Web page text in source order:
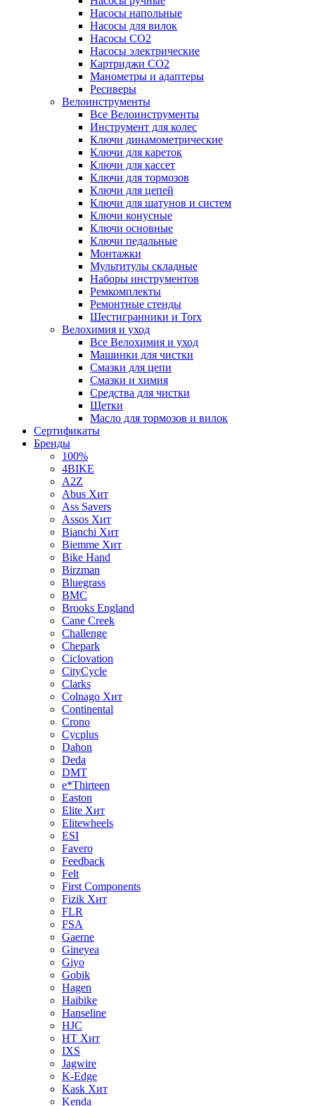
Насосы напольные
Насосы для вилок
Насосы CO2
Насосы электрические
Картриджи CO2
Манометры и адаптеры
Ресиверы
Велоинструменты
Все Велоинструменты
Инструмент для колес
Ключи динамометрические
Ключи для кареток
Ключи для кассет
Ключи для тормозов
Ключи для цепей
Ключи для шатунов и систем
Ключи конусные
Ключи основные
Ключи педальные
Монтажки
Мультитулы складные
Наборы инструментов
Ремкомплекты
Ремонтные стенды
Шестигранники и Torx
Велохимия и уход
Все Велохимия и уход
Машинки для чистки
Смазки для цепи
Смазки и химия
Средства для чистки
Щетки
Масло для тормозов и вилок
Сертификаты
Бренды
100%
4BIKE
A2Z
Abus Хит
Ass Savers
Assos Хит
Bianchi Хит
Biemme Хит
Bike Hand
Birzman
Bluegrass
BMC
Brooks England
Cane Creek
Challenge
Chepark
Ciclovation
CityCycle
Clarks
Colnago Хит
Continental
Crono
Cycplus
Dahon
Deda
DMT
e*Thirteen
Easton
Elite Хит
Elitewheels
ESI
Favero
Feedback
Felt
First Components
Fizik Хит
FLR
FSA
Gaerne
Gineyea
Giyo
Gobik
Hagen
Haibike
Hanseline
HJC
HT Хит
IXS
Jagwire
K-Edge
Kask Хит
Kenda